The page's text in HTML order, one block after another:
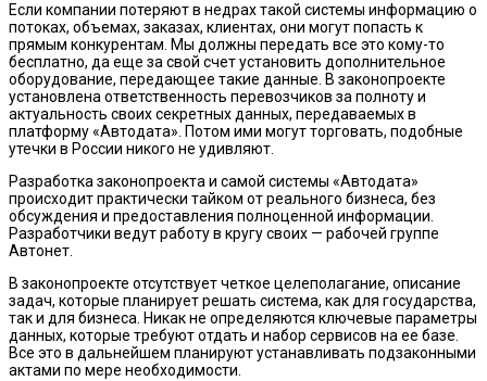
Если компании потеряют в недрах такой системы информацию о
потоках, объемах, заказах, клиентах, они могут попасть к
прямым конкурентам. Мы должны передать все это кому-то
бесплатно, да еще за свой счет установить дополнительное
оборудование, передающее такие данные. В законопроекте
установлена ответственность перевозчиков за полноту и
актуальность своих секретных данных, передаваемых в
платформу «Автодата». Потом ими могут торговать, подобные
утечки в России никого не удивляют.
Разработка законопроекта и самой системы «Автодата»
происходит практически тайком от реального бизнеса, без
обсуждения и предоставления полноценной информации.
Разработчики ведут работу в кругу своих — рабочей группе
Автонет.
В законопроекте отсутствует четкое целеполагание, описание
задач, которые планирует решать система, как для государства,
так и для бизнеса. Никак не определяются ключевые параметры
данных, которые требуют отдать и набор сервисов на ее базе.
Все это в дальнейшем планируют устанавливать подзаконными
актами по мере необходимости.